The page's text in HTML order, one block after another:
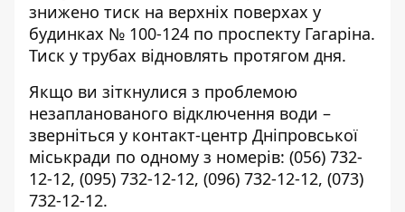
знижено тиск на верхніх поверхах у
будинках № 100-124 по проспекту Гагаріна.
Тиск у трубах відновлять протягом дня.
Якщо ви зіткнулися з проблемою
незапланованого відключення води –
зверніться у контакт-центр Дніпровської
міськради по одному з номерів: (056) 732-
12-12, (095) 732-12-12, (096) 732-12-12, (073)
732-12-12.